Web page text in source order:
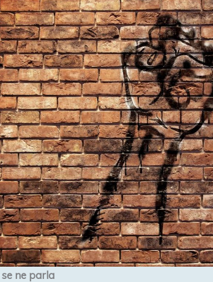
ne parla